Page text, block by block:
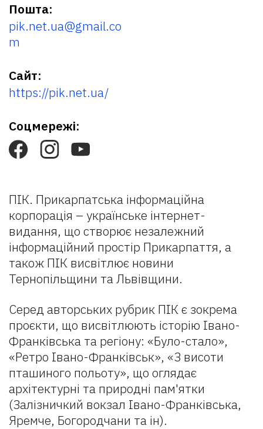
ПІК. Прикарпатська інформаційна
корпорація – українське інтернет-
видання, що створює незалежний
інформаційний простір Прикарпаття, а
також ПІК висвітлює новини
Тернопільщини та Львівщини.
Серед авторських рубрик ПІК є зокрема
проєкти, що висвітлюють історію Івано-
Франківська та регіону: «Було-стало»,
«Ретро Івано-Франківськ», «З висоти
пташиного польоту», що оглядає
архітектурні та природні пам'ятки
(Залізничкий вокзал Івано-Франківська,
Яремче, Богородчани та ін).
Пошта:
pik.net.ua@gmail.co
m
Сайт:
https://pik.net.ua/
Соцмережі: